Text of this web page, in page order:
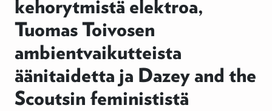
kehorytmistä elektroa,
Tuomas Toivosen
ambientvaikutteista
äänitaidetta ja Dazey and the
Scoutsin feminististä